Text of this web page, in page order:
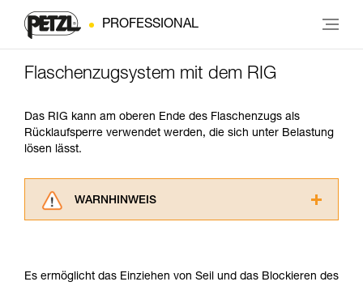
PROFESSIONAL
Flaschenzugsystem mit dem RIG
Das RIG kann am oberen Ende des Flaschenzugs als
Rücklaufsperre verwendet werden, die sich unter Belastung
lösen lässt.
WARNHINWEIS
ziehen. Um diese Zusatzinformationen
Es ermöglicht das Einziehen von Seil und das Blockieren des